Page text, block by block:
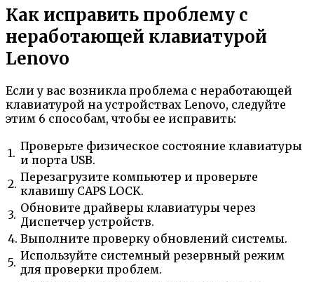
Как исправить проблему с
неработающей клавиатурой
Lenovo
Если у вас возникла проблема с неработающей
клавиатурой на устройствах Lenovo, следуйте
этим 6 способам, чтобы ее исправить:
1. Проверьте физическое состояние клавиатуры
и порта USB.
2. Перезагрузите компьютер и проверьте
клавишу CAPS LOCK.
3. Обновите драйверы клавиатуры через
Диспетчер устройств.
4. Выполните проверку обновлений системы.
5. Используйте системный резервный режим
для проверки проблем.